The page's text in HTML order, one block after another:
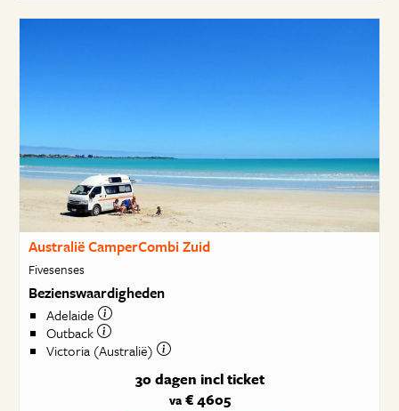
Australië CamperCombi Zuid
Fivesenses
Bezienswaardigheden
Adelaide
Outback
Victoria (Australië)
30 dagen incl ticket
va€ 4605